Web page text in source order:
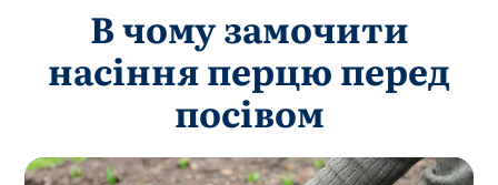
В чому замочити
насіння перцю перед
посівом